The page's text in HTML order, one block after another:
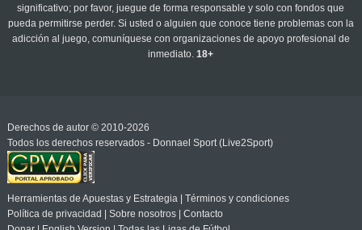
significativo; por favor, juegue de forma responsable y solo con fondos que
pueda permitirse perder. Si usted o alguien que conoce tiene problemas con la
adicción al juego, comuníquese con organizaciones de apoyo profesional de
inmediato.18+
Derechos de autor © 2010-2026
Todos los derechos reservados - Donnael Sport (Live2Sport)
Herramientas de Apuestas y Estrategia| Términos y condiciones
Política de privacidad
Sobre nosotros| Contacto